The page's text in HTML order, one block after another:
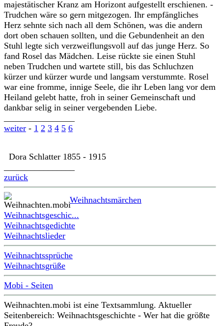
majestätischer Kranz am Horizont aufgestellt erschienen. -
Trudchen wäre so gern mitgezogen. Ihr empfängliches
Herz sehnte sich nach all dem Schönen, was die andern
dort oben schauen sollten, und die Gebundenheit an den
Stuhl legte sich verzweiflungsvoll auf das junge Herz. So
fand Rosel das Mädchen. Leise rückte sie einen Stuhl
neben Trudchen und wartete still, bis das Schluchzen
kürzer und kürzer wurde und langsam verstummte. Rosel
war eine fromme, innige Seele, die ihr Leben lang vor dem
Heiland gelebt hatte, froh in seiner Gemeinschaft und
dankbar selig in seiner vergebenden Liebe.
weiter - 1 2 3 4 5 6
Dora Schlatter 1855 - 1915
zurück
Weihnachtsmärchen
Weihnachtsgeschic...
Weihnachtsgedichte
Weihnachtslieder
Weihnachtssprüche
Weihnachtsgrüße
Mobi - Seiten
Weihnachten.mobi ist eine Textsammlung. Aktueller
Seitenbereich: Weihnachtsgeschichte - Wer hat die größte